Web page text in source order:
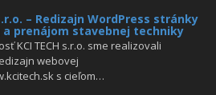
– Redizajn WordPress stránky
a prenájom stavebnej techniky
KCI TECH s.r.o. sme realizovali
webovej
s cieľom…